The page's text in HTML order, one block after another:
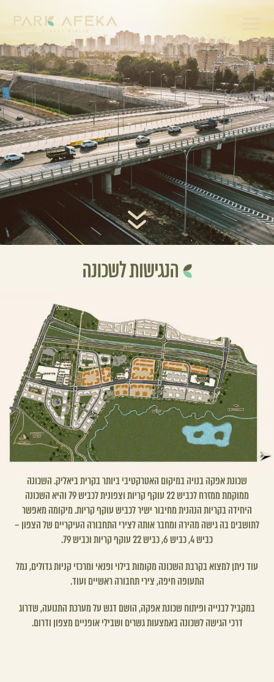
שכונת אפקה בנויה במיקום האטרקטיבי ביותר בקרית ביאליק. השכונה
ממוקמת ממזרח לכביש 22 עוקף קריות וצפונית לכביש 79 והיא השכונה
היחידה בקריות הנהנית מחיבור ישיר לכביש עוקף קריות. מיקומה מאפשר
לתושבים בה גישה מהירה ומחבר אותה לצירי התחבורה העיקריים של הצפון –
כביש 4, כביש 6, כביש 22 עוקף קריות וכביש 79.
עוד ניתן למצוא בקרבת השכונה מקומות בילוי ופנאי ומרכזי קניות גדולים, נמל
התעופה חיפה, צירי תחבורה ראשיים ועוד.
במקביל לבנייה ופיתוח שכונת אפקה, הושם דגש על מערכת התנועה, שדרוג
דרכי הגישה לשכונה באמצעות גשרים ושבילי אופניים מצפון ודרום.